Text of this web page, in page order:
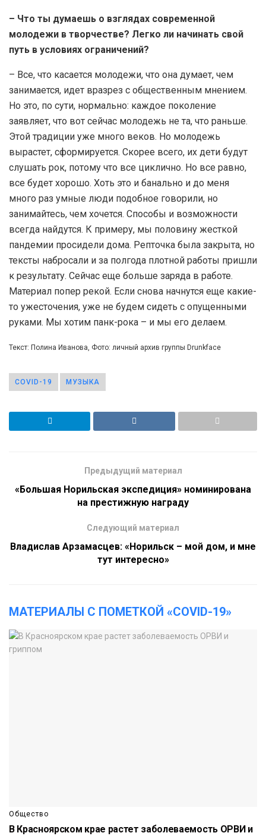
– Что ты думаешь о взглядах современной
молодежи в творчестве? Легко ли начинать свой
путь в условиях ограничений?
– Все, что касается молодежи, что она думает, чем
занимается, идет вразрез с общественным мнением.
Но это, по сути, нормально: каждое поколение
заявляет, что вот сейчас молодежь не та, что раньше.
Этой традиции уже много веков. Но молодежь
вырастет, сформируется. Скорее всего, их дети будут
слушать рок, потому что все циклично. Но все равно,
все будет хорошо. Хоть это и банально и до меня
много раз умные люди подобное говорили, но
занимайтесь, чем хочется. Способы и возможности
всегда найдутся. К примеру, мы половину жесткой
пандемии просидели дома. Репточка была закрыта, но
тексты набросали и за полгода плотной работы пришли
к результату. Сейчас еще больше заряда в работе.
Материал попер рекой. Если снова начнутся еще какие-
то ужесточения, уже не будем сидеть с опущенными
руками. Мы хотим панк-рока – и мы его делаем.
Текст: Полина Иванова, Фото: личный архив группы Drunkface
COVID-19 МУЗЫКА
Предыдущий материал
«Большая Норильская экспедиция» номинирована
на престижную награду
Следующий материал
Владислав Арзамасцев: «Норильск – мой дом, и мне
тут интересно»
МАТЕРИАЛЫ С ПОМЕТКОЙ «COVID-19»
Общество
В Красноярском крае растет заболеваемость ОРВИ и